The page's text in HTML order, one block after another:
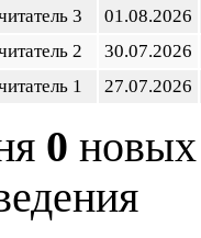
3
01.08.2026
2
30.07.2026
1
27.07.2026
0